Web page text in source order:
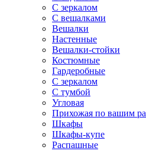
С зеркалом
С вешалками
Вешалки
Настенные
Вешалки-стойки
Костюмные
Гардеробные
С зеркалом
С тумбой
Угловая
Прихожая по вашим
Шкафы
Шкафы-купе
Распашные